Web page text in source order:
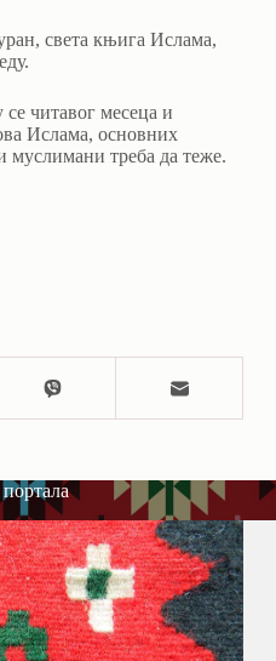
света књига Ислама,
читавог месеца и
Ислама, основних
муслимани треба да теже.